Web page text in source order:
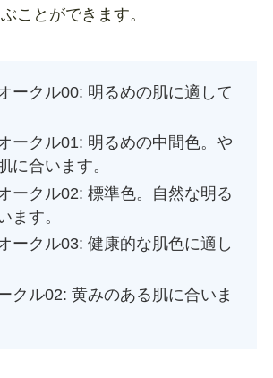
ことができます。
ークル00: 明るめの肌に適して
ークル01: 明るめの中間色。や
に合います。
ークル02: 標準色。自然な明る
ます。
ークル03: 健康的な肌色に適し
クル02: 黄みのある肌に合いま